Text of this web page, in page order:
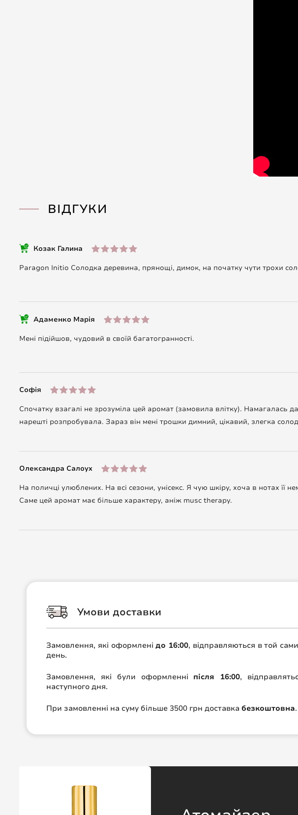
ВІДГУКИ
Козак Галина
Paragon Initio Солодка деревина, прянощі, димок, на початку чути трохи
Адаменко Марія
Мені підійшов, чудовий в своїй багатогранності.
Софія
Спочатку взагалі не зрозуміла цей аромат (замовила влітку).
нарешті розпробувала. Зараз він мені трошки димний, цікавий, злегка
Олександра Салоух
На поличці улюблених. На всі сезони, унісекс. Я чую шкіру, хоча в нотах
Саме цей аромат має більше характеру, аніж musc therapy.
Умови доставки
Замовлення, які оформленідо 16:00, відправляються в той
день.
Замовлення, які були оформленні після 16:00,
наступного дня.
При замовленні на суму більше 3500 грн доставка безкоштовна.